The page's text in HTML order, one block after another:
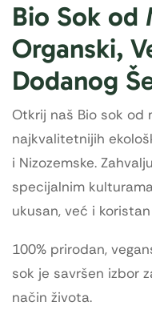
Bio Sok od
Organski,
Dodanog
Otkrij naš Bio sok od
najkvalitetnijih
i Nizozemske.
specijalnim
ukusan, već i
100% prirodan,
sok je savršen izbor
način života.